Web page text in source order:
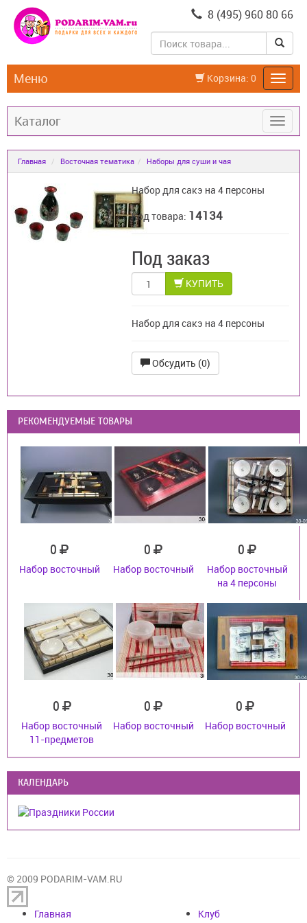
8 (495) 960 80 66
Корзина: 0
Меню
Каталог
Главная Восточная тематика Наборы для суши и чая
Набор для сакэ на 4 персоны
Код товара: 14134
Под заказ
КУПИТЬ
Набор для сакэ на 4 персоны
Обсудить (0)
РЕКОМЕНДУЕМЫЕ ТОВАРЫ
0
Набор восточный
0
Набор восточный
0
Набор восточный
на 4 персоны
0
Набор восточный
11-предметов
0
Набор восточный
0
Набор восточный
КАЛЕНДАРЬ
© 2009 PODARIM-VAM.RU
Главная
Клуб